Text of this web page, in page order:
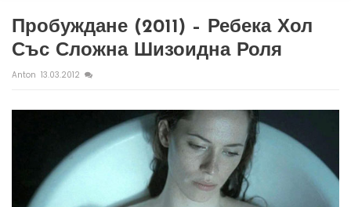
Пробуждане (2011) – Ребека Хол
Със Сложна Шизоидна Роля
Anton 13.03.2012